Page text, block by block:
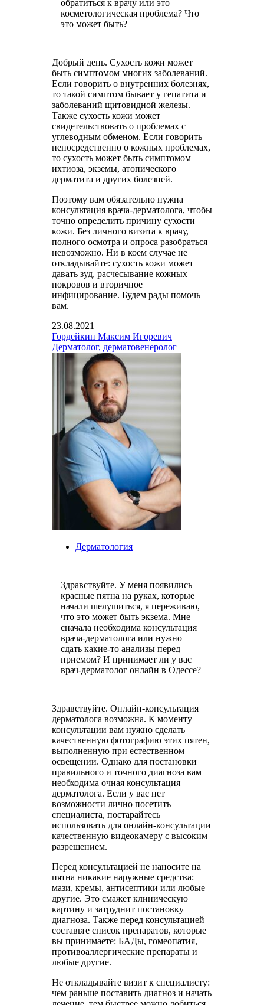
обратиться к врачу или это
косметологическая проблема? Что
это может быть?
Добрый день. Сухость кожи может
быть симптомом многих заболеваний.
Если говорить о внутренних болезнях,
то такой симптом бывает у гепатита и
заболеваний щитовидной железы.
Также сухость кожи может
свидетельствовать о проблемах с
углеводным обменом. Если говорить
непосредственно о кожных проблемах,
то сухость может быть симптомом
ихтиоза, экземы, атопического
дерматита и других болезней.
Поэтому вам обязательно нужна
консультация врача-дерматолога, чтобы
точно определить причину сухости
кожи. Без личного визита к врачу,
полного осмотра и опроса разобраться
невозможно. Ни в коем случае не
откладывайте: сухость кожи может
давать зуд, расчесывание кожных
покровов и вторичное
инфицирование. Будем рады помочь
вам.
23.08.2021
Гордейкин Максим Игоревич
Дерматолог, дерматовенеролог
Дерматология
Здравствуйте. У меня появились
красные пятна на руках, которые
начали шелушиться, я переживаю,
что это может быть экзема. Мне
сначала необходима консультация
врача-дерматолога или нужно
сдать какие-то анализы перед
приемом? И принимает ли у вас
врач-дерматолог онлайн в Одессе?
Здравствуйте. Онлайн-консультация
дерматолога возможна. К моменту
консультации вам нужно сделать
качественную фотографию этих пятен,
выполненную при естественном
освещении. Однако для постановки
правильного и точного диагноза вам
необходима очная консультация
дерматолога. Если у вас нет
возможности лично посетить
специалиста, постарайтесь
использовать для онлайн-консультации
качественную видеокамеру с высоким
разрешением.
Перед консультацией не наносите на
пятна никакие наружные средства:
мази, кремы, антисептики или любые
другие. Это смажет клиническую
картину и затруднит постановку
диагноза. Также перед консультацией
составьте список препаратов, которые
вы принимаете: БАДы, гомеопатия,
противоаллергические препараты и
любые другие.
Не откладывайте визит к специалисту:
чем раньше поставить диагноз и начать